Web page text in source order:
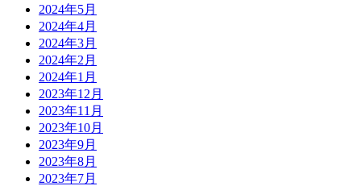
2024年5月
2024年4月
2024年3月
2024年2月
2024年1月
2023年12月
2023年11月
2023年10月
2023年9月
2023年8月
2023年7月